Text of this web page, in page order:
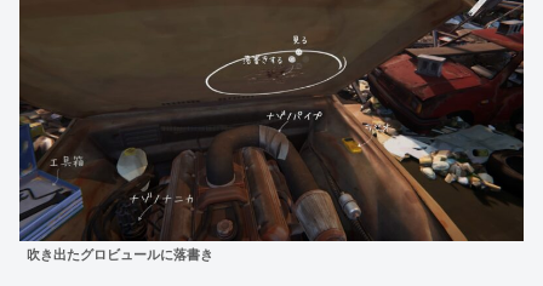
吹き出たグロビュールに落書き